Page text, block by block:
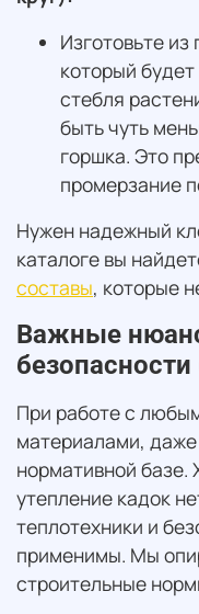
Изготовьте
который будет
стебля
быть чуть
горшка. Это
промерзание
Нужен надежный
каталоге вы
составы, которые
Важные
При работе с
материалами,
нормативной базе.
утепление кадок
теплотехники и
применимы. Мы
строительные